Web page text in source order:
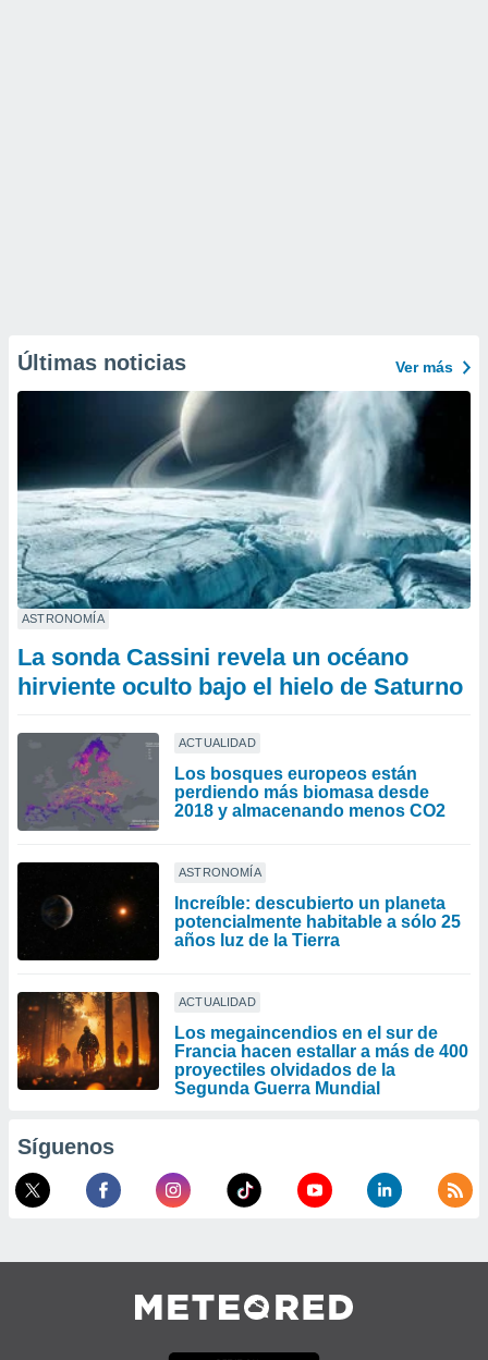
Últimas noticias Ver más
ASTRONOMÍA
La sonda Cassini revela un océano
hirviente oculto bajo el hielo de Saturno
ACTUALIDAD
Los bosques europeos están
perdiendo más biomasa desde
2018 y almacenando menos CO2
ASTRONOMÍA
Increíble: descubierto un planeta
potencialmente habitable a sólo 25
años luz de la Tierra
ACTUALIDAD
Los megaincendios en el sur de
Francia hacen estallar a más de 400
proyectiles olvidados de la
Segunda Guerra Mundial
Síguenos